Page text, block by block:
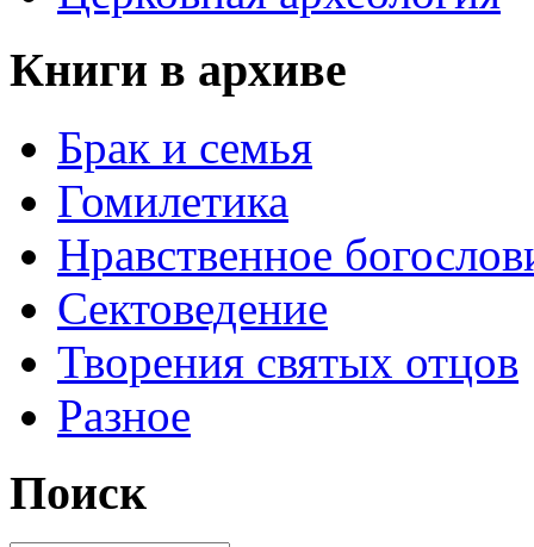
Книги в архиве
Брак и семья
Гомилетика
Нравственное
Сектоведение
Творения святых отцов
Разное
Поиск